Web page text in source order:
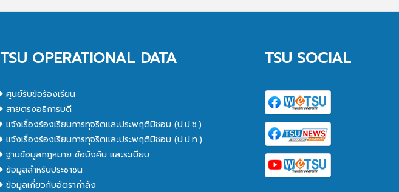
TSU OPERATIONAL DATA
ศูนย์รับข้อร้องเรียน
สายตรงอธิการบดี
แจ้งเรื่องร้องเรียนการทุจริตและประพฤติมิชอบ (ป.ป.ช.)
แจ้งเรื่องร้องเรียนการทุจริตและประพฤติมิชอบ (ป.ป.ท.)
ฐานข้อมูลกฎหมาย ข้อบังคับ และระเบียบ
ข้อมูลสำหรับประชาชน
ข้อมูลเกี่ยวกับอัตรากำลัง
TSU SOCIAL